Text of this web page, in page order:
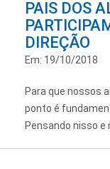
PAIS DOS
DIREÇÃO
Em: 19/10/2018
Para que nossos
ponto é
Pensando nisso e